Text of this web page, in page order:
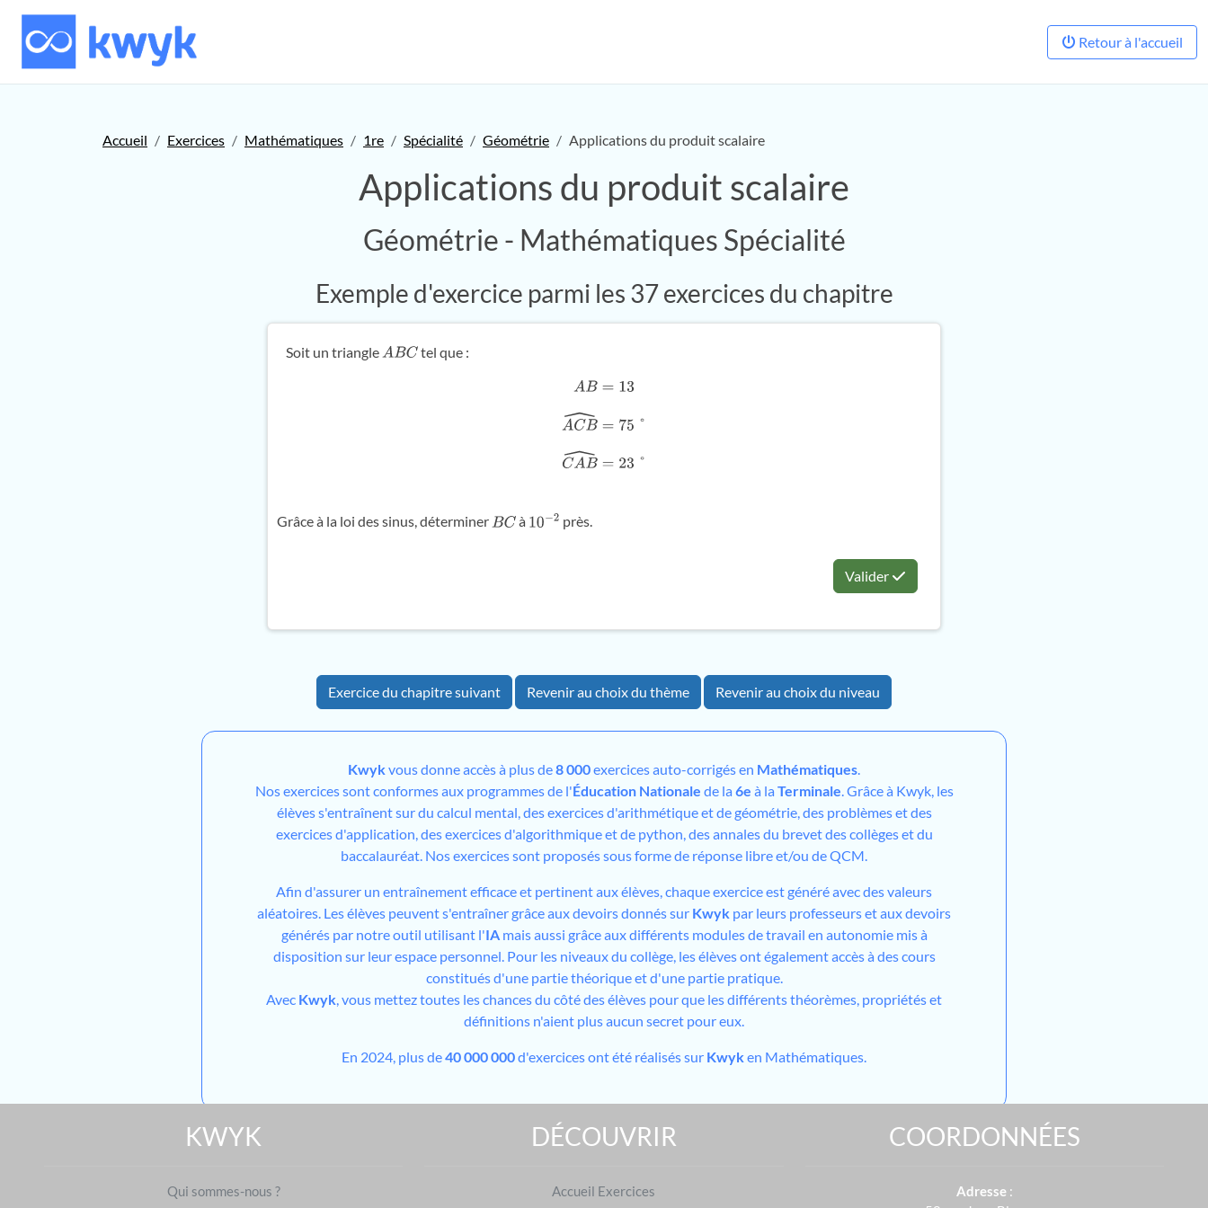
Retour à l'accueil
Accueil Exercices Mathématiques 1re Spécialité Géométrie Applications du produit scalaire
Applications du produit scalaire
Géométrie - Mathématiques Spécialité
Exemple d'exercice parmi les 37 exercices du chapitre
Soit un triangleABC tel que :
AB =13
ACB^=75°
CAB^=23°
Grâce à la loi des sinus, déterminerBC à 10 2 près.
Valider
Exercice du chapitre suivant Revenir au choix du thème Revenir au choix du niveau
Kwykvous donne accès à plus de8 000exercices auto-corrigés en Mathématiques.
Nos exercices sont conformes aux programmes de l'Éducation Nationale de la 6e à la Terminale. Grâce à Kwyk, les
élèves s'entraînent sur du calcul mental, des exercices d'arithmétique et de géométrie, des problèmes et des
exercices d'application, des exercices d'algorithmique et de python, des annales du brevet des collèges et du
baccalauréat. Nos exercices sont proposés sous forme de réponse libre et/ou de QCM.
Afin d'assurer un entraînement efficace et pertinent aux élèves, chaque exercice est généré avec des valeurs
aléatoires. Les élèves peuvent s'entraîner grâce aux devoirs donnés sur Kwyk par leurs professeurs et aux devoirs
générés par notre outil utilisant l'IAmais aussi grâce aux différents modules de travail en autonomie mis à
disposition sur leur espace personnel. Pour les niveaux du collège, les élèves ont également accès à des cours
constitués d'une partie théorique et d'une partie pratique.
Avec Kwyk, vous mettez toutes les chances du côté des élèves pour que les différents théorèmes, propriétés et
définitions n'aient plus aucun secret pour eux.
En 2024, plus de40 000 000d'exercices ont été réalisés sur Kwyken Mathématiques.
Brevet des collèges|Baccalauréat
KWYK
Qui sommes-nous ?
DÉCOUVRIR
Accueil Exercices
COORDONNÉES
Adresse :